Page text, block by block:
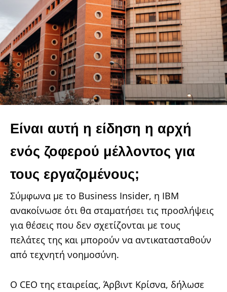
Είναι αυτή η είδηση η αρχή
ενός ζοφερού μέλλοντος για
τους εργαζομένους;
Σύμφωνα με το Business Insider, η IBM
ανακοίνωσε ότι θα σταματήσει τις προσλήψεις
για θέσεις που δεν σχετίζονται με τους
πελάτες της και μπορούν να αντικατασταθούν
από τεχνητή νοημοσύνη.
Ο CEO της εταιρείας, Άρβιντ Κρίσνα, δήλωσε